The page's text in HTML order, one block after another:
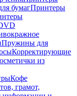
бумагПринтеры
Пружины для
Корректирующие
из
Кофе
грамот,